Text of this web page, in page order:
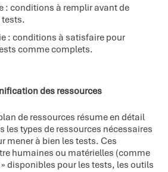
: conditions à remplir avant de
: conditions à satisfaire pour
comme complets.
des ressources
de ressources résume en détail
les types de ressources nécessaires
mener à bien les tests. Ces
humaines ou matérielles (comme
disponibles pour les tests, les outils